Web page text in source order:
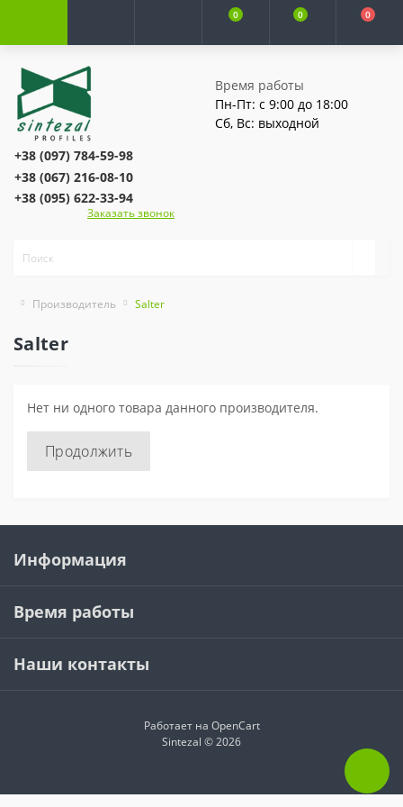
0 0 0
Время работы
Пн-Пт: с 9:00 до 18:00
Сб, Вс: выходной
+38 (097) 784-59-98
+38 (067) 216-08-10
+38 (095) 622-33-94
Заказать звонок
Производитель Salter
Salter
Нет ни одного товара данного производителя.
Продолжить
Информация
Время работы
Наши контакты
Работает на OpenCart
Sintezal © 2026